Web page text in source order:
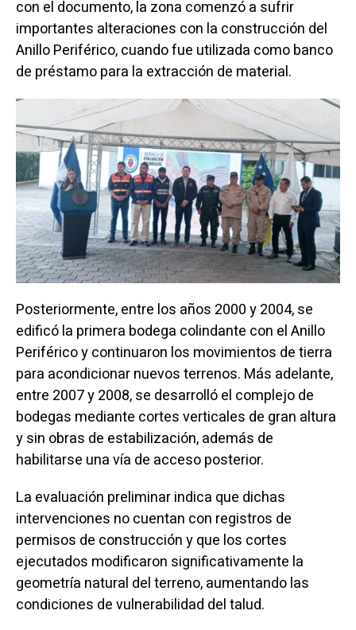
con el documento, la zona comenzó a sufrir
importantes alteraciones con la construcción del
Anillo Periférico, cuando fue utilizada como banco
de préstamo para la extracción de material.
Posteriormente, entre los años 2000 y 2004, se
edificó la primera bodega colindante con el Anillo
Periférico y continuaron los movimientos de tierra
para acondicionar nuevos terrenos. Más adelante,
entre 2007 y 2008, se desarrolló el complejo de
bodegas mediante cortes verticales de gran altura
y sin obras de estabilización, además de
habilitarse una vía de acceso posterior.
La evaluación preliminar indica que dichas
intervenciones no cuentan con registros de
permisos de construcción y que los cortes
ejecutados modificaron significativamente la
geometría natural del terreno, aumentando las
condiciones de vulnerabilidad del talud.